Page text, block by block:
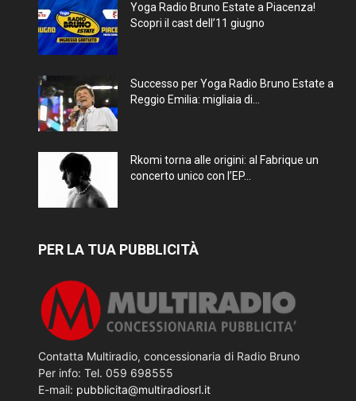
Yoga Radio Bruno Estate a Piacenza!
Scopri il cast dell’11 giugno
Successo per Yoga Radio Bruno Estate a
Reggio Emilia: migliaia di...
Rkomi torna alle origini: al Fabrique un
concerto unico con l’EP...
PER LA TUA PUBBLICITÀ
Contatta Multiradio, concessionaria di Radio Bruno
Per info: Tel. 059 698555
E-mail: pubblicita@multiradiosrl.it